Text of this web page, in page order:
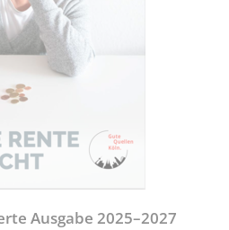
Ausgabe 2025–2027